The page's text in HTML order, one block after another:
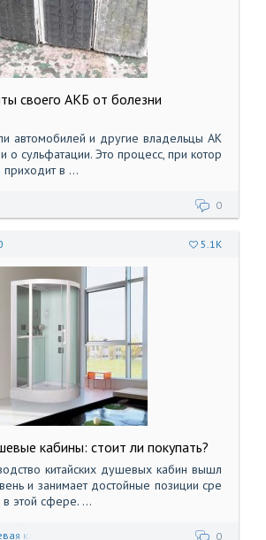
своего АКБ от болезни
автомобилей и другие владельцы АК
о сульфатации. Это процесс, при котор
в ...
0
5.1K
кабины: стоит ли покупать?
китайских душевых кабин вышл
и занимает достойные позиции сре
в этой сфере. ...
кабина 0